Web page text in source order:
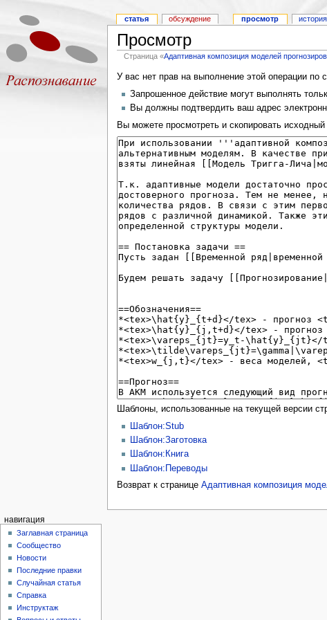
Просмотр
Страница «Адаптивная композиция моделей
У вас нет прав на выполнение этой операции
Запрошенное действие могут выполнять
Вы должны подтвердить ваш адрес
Вы можете просмотреть и скопировать исходный
Шаблоны, использованные на текущей версии
Шаблон:Stub
Шаблон:Заготовка
Шаблон:Книга
Шаблон:Переводы
Возврат к странице Адаптивная композиция
статья обсуждение просмотр история
навигация
Заглавная страница
Сообщество
Новости
Последние правки
Случайная статья
Справка
Инструктаж